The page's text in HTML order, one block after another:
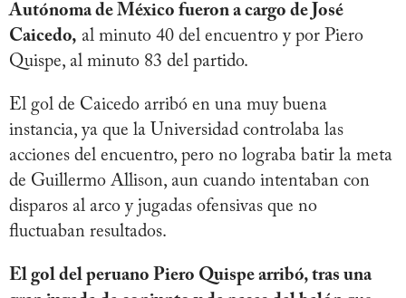
Autónoma de México fueron a cargo de José
Caicedo, al minuto 40 del encuentro y por Piero
Quispe, al minuto 83 del partido.
El gol de Caicedo arribó en una muy buena
instancia, ya que la Universidad controlaba las
acciones del encuentro, pero no lograba batir la meta
de Guillermo Allison, aun cuando intentaban con
disparos al arco y jugadas ofensivas que no
fluctuaban resultados.
El gol del peruano Piero Quispe arribó, tras una